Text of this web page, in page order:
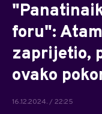
foru":
zaprijetio,
ovako
16.12.2024. / 22:25